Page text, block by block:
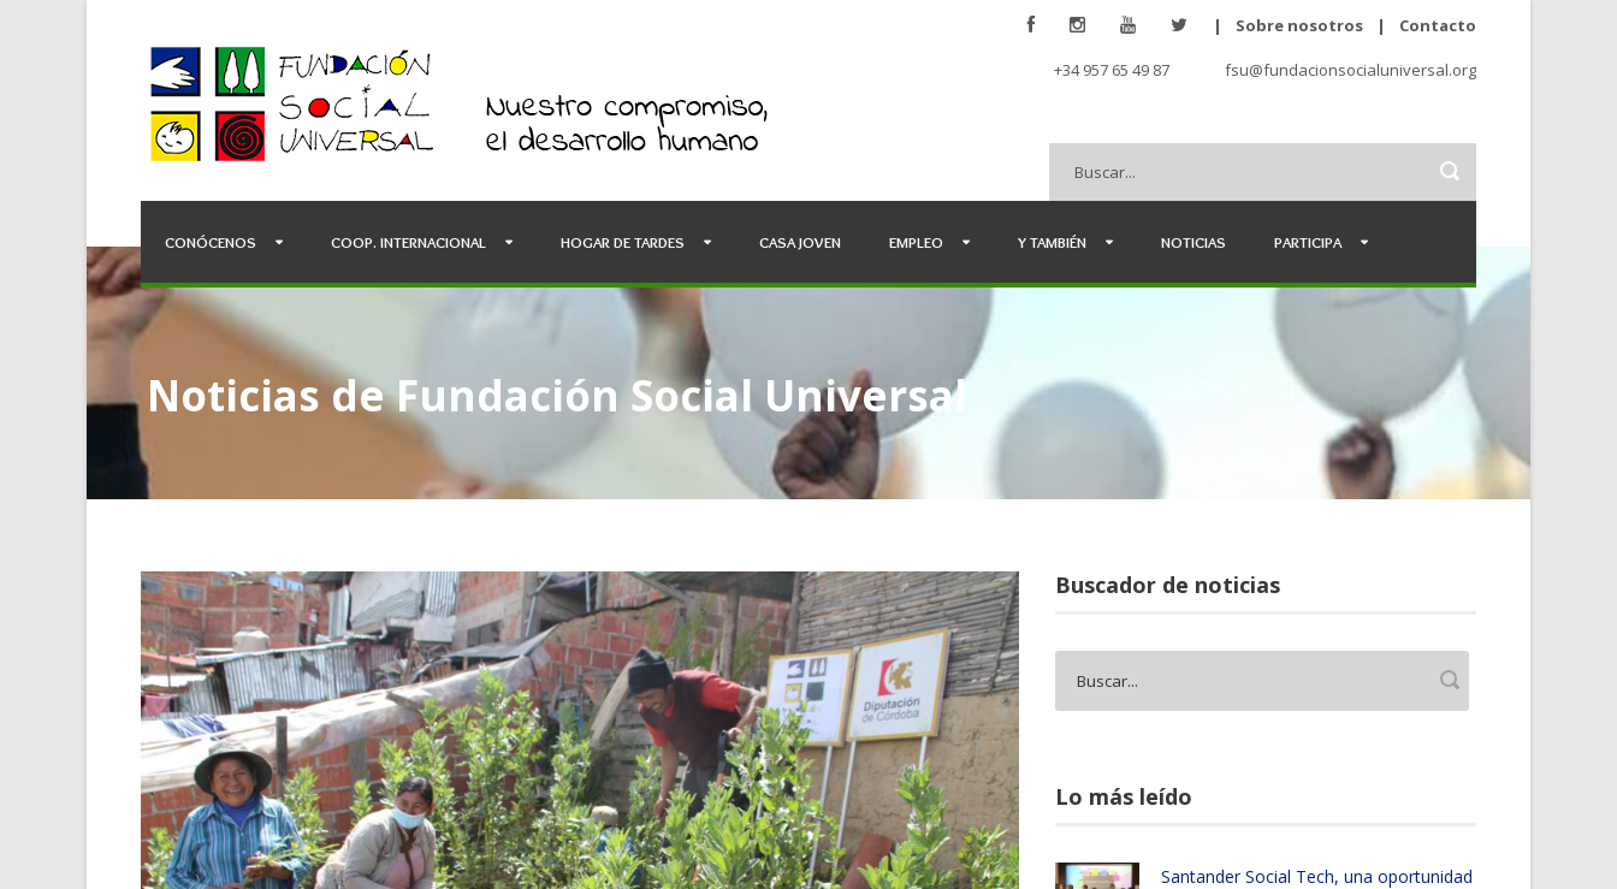
| Sobre nosotros | Contacto
+34 957 65 49 87 fsu@fundacionsocialuniversal.org
CONÓCENOS COOP. INTERNACIONAL HOGAR DE TARDES CASA JOVEN EMPLEO Y TAMBIÉN NOTICIAS PARTICIPA
Noticias de Fundación Social Universal
Buscador de noticias
Lo más leído
Santander Social Tech, una oportunidad